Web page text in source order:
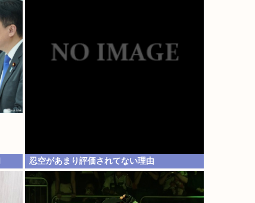
忍空があまり評価されてない理由